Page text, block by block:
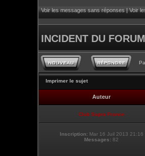
Voir les messages sans réponses|Voir
INCIDENT DU FORUM
Imprimer le sujet
Auteur
Club Supra France
Inscription: Mar 16 Juil 2013 21:16
Messages: 82